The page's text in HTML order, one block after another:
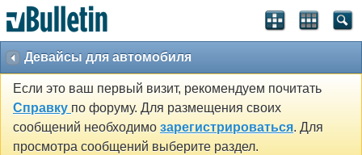
Девайсы для автомобиля
Если это ваш первый визит, рекомендуем почитать
Справку по форуму. Для размещения своих
сообщений необходимо зарегистрироваться. Для
просмотра сообщений выберите раздел.